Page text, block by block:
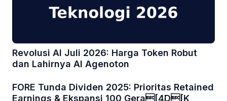
Revolusi AI Juli 2026: Harga Token Robut
dan Lahirnya AI Agenoton
FORE Tunda Dividen 2025: Prioritas Retained
Earnings & Ekspansi 100 Gera[4D[K